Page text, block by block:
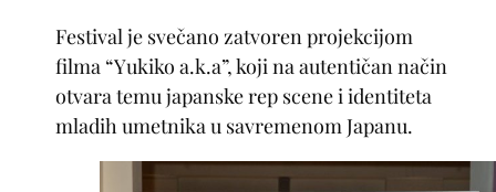
Festival je svečano zatvoren projekcijom
filma “Yukiko a.k.a”, koji na autentičan način
otvara temu japanske rep scene i identiteta
mladih umetnika u savremenom Japanu.